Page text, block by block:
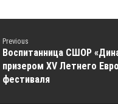
Previous
Воспитанница СШОР
призером ХV Летнего
фестиваля